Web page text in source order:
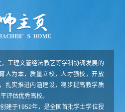
工理文管经法教艺等学科协调发展的
人为本，质量立校，人才强校，开放
扎实推进内涵建设，稳步提高教学质
评估优秀高校。
于1952年，是全国首批学士学位授